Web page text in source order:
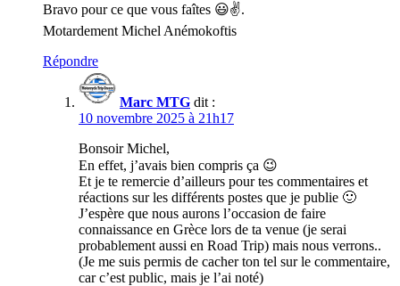
Bravo pour ce que vous faîtes 😃✌️.
Motardement Michel Anémokoftis
Répondre
Marc MTG dit :
10 novembre 2025 à 21h17
Bonsoir Michel,
En effet, j’avais bien compris ça 😉
Et je te remercie d’ailleurs pour tes commentaires et
réactions sur les différents postes que je publie 🙂
J’espère que nous aurons l’occasion de faire
connaissance en Grèce lors de ta venue (je serai
probablement aussi en Road Trip) mais nous verrons..
(Je me suis permis de cacher ton tel sur le commentaire,
car c’est public, mais je l’ai noté)